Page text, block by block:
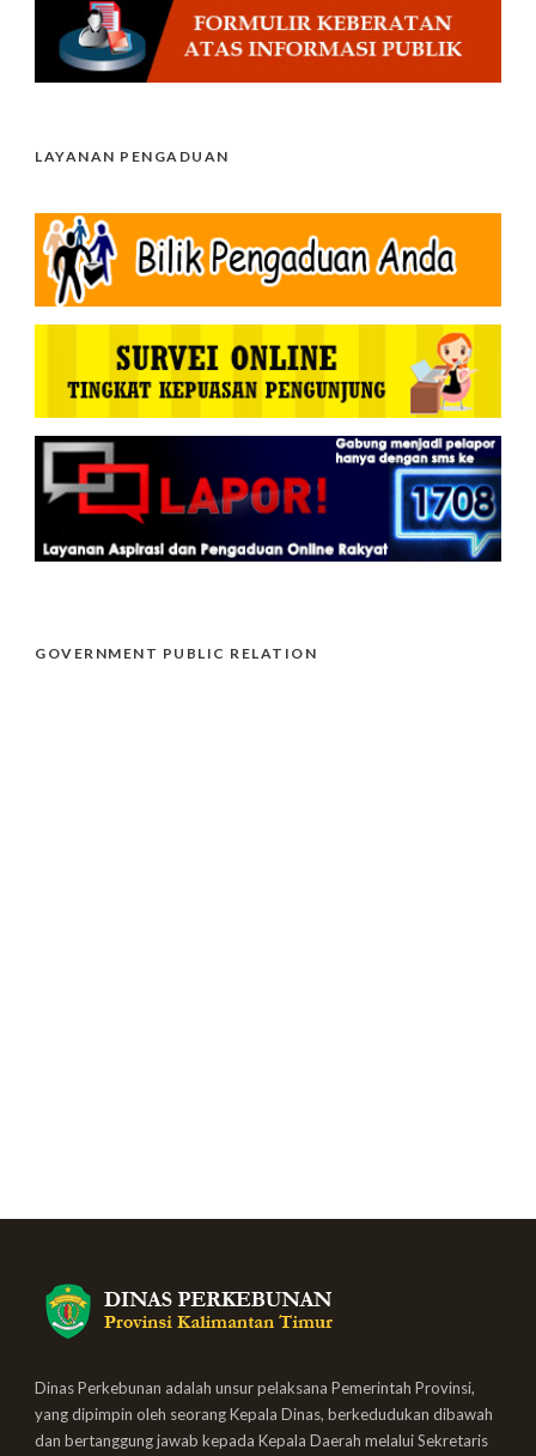
LAYANAN PENGADUAN
GOVERNMENT PUBLIC RELATION
Dinas Perkebunan adalah unsur pelaksana Pemerintah Provinsi,
yang dipimpin oleh seorang Kepala Dinas, berkedudukan dibawah
dan bertanggung jawab kepada Kepala Daerah melalui Sekretaris